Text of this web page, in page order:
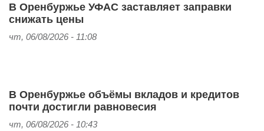
В Оренбуржье УФАС заставляет заправки
снижать цены
чт, 06/08/2026 - 11:08
В Оренбуржье объёмы вкладов и кредитов
почти достигли равновесия
чт, 06/08/2026 - 10:43